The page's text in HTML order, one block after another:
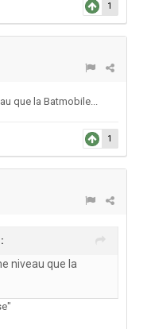
1
que la Batmobile...
1
niveau que la